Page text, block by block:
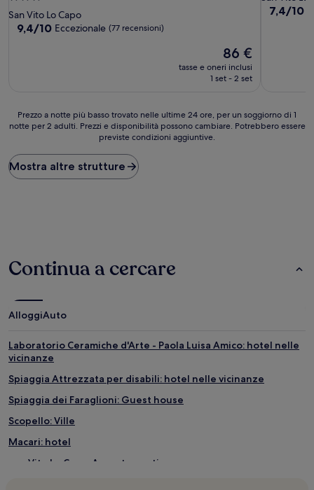
a
3.0
San Vito Lo Capo
9.4
9,4/10 Eccezionale (77 recensioni)
Il
prezzo
attuale
86 €
tasse e oneri inclusi
1 set - 2 set
7.4
7,4/10
Prezzo
a
più
basso
trovato
soggiorno
di
notte
per
adulti.
Prezzi
e
disponibilità
cambiare.
Potrebbero
essere
previste
Prezzo a notte più basso trovato nelle ultime 24 ore, per un soggiorno di 1
notte per 2 adulti. Prezzi e disponibilità possono cambiare. Potrebbero essere
previste condizioni aggiuntive.
Mostra altre strutture
Continua a cercare
AlloggiAuto
Laboratorio Ceramiche d'Arte - Paola Luisa Amico: hotel nelle
vicinanze
Spiaggia Attrezzata per disabili: hotel nelle vicinanze
Spiaggia dei Faraglioni: Guest house
Scopello: Ville
Macari: hotel
San Vito Lo Capo: Appartamenti